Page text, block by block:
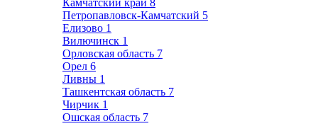
Камчатский край 8
Петропавловск-Камчатский 5
Елизово 1
Вилючинск 1
Орловская область 7
Орел 6
Ливны 1
Ташкентская область 7
Чирчик 1
Ошская область 7